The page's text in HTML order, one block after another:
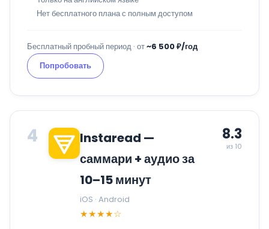
Нет бесплатного плана с полным доступом
Бесплатный пробный период · от~6 500 ₽/год
Попробовать
4
Instaread —
саммари + аудио за
10–15 минут
iOS · Android
★★★★☆
8.3
из 10